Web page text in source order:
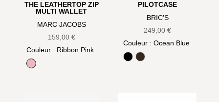
THE LEATHERTOP ZIP
MULTI WALLET
MARC JACOBS
159,00 €
Couleur : Ribbon Pink
Ribbon Pink
PILOTCASE
BRIC'S
249,00€
Couleur: Ocean Blue
BlackOlive